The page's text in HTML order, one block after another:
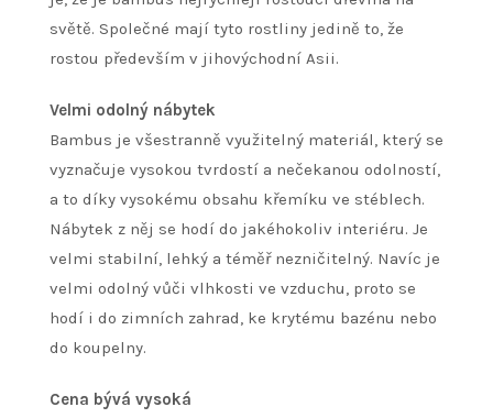
světě. Společné mají tyto rostliny jedině to, že
rostou především v jihovýchodní Asii.
Velmi odolný nábytek
Bambus je všestranně využitelný materiál, který se
vyznačuje vysokou tvrdostí a nečekanou odolností,
a to díky vysokému obsahu křemíku ve stéblech.
Nábytek z něj se hodí do jakéhokoliv interiéru. Je
velmi stabilní, lehký a téměř nezničitelný. Navíc je
velmi odolný vůči vlhkosti ve vzduchu, proto se
hodí i do zimních zahrad, ke krytému bazénu nebo
do koupelny.
Cena bývá vysoká